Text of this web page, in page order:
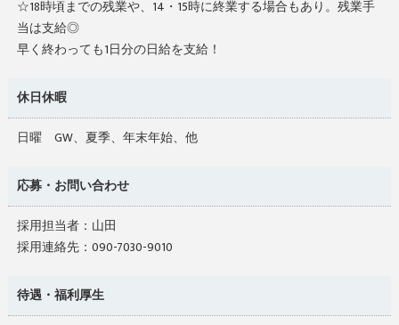
☆18時頃までの残業や、14・15時に終業する場合もあり。残業手
当は支給◎
早く終わっても1日分の日給を支給！
休日休暇
日曜 GW、夏季、年末年始、他
応募・お問い合わせ
採用担当者：山田
採用連絡先：090-7030-9010
待遇・福利厚生